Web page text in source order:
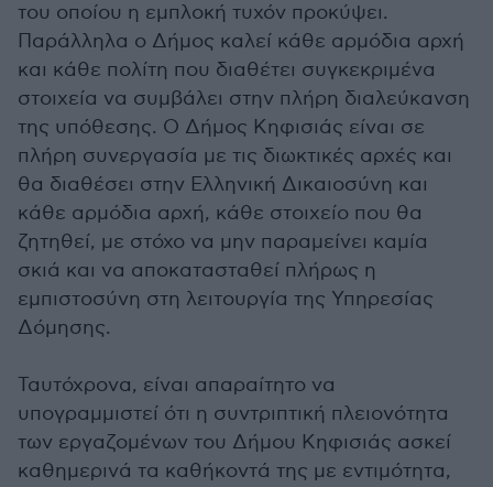
του οποίου η εμπλοκή τυχόν προκύψει.
Παράλληλα ο Δήμος καλεί κάθε αρμόδια αρχή
και κάθε πολίτη που διαθέτει συγκεκριμένα
στοιχεία να συμβάλει στην πλήρη διαλεύκανση
της υπόθεσης. Ο Δήμος Κηφισιάς είναι σε
πλήρη συνεργασία με τις διωκτικές αρχές και
θα διαθέσει στην Ελληνική Δικαιοσύνη και
κάθε αρμόδια αρχή, κάθε στοιχείο που θα
ζητηθεί, με στόχο να μην παραμείνει καμία
σκιά και να αποκατασταθεί πλήρως η
εμπιστοσύνη στη λειτουργία της Υπηρεσίας
Δόμησης.
Ταυτόχρονα, είναι απαραίτητο να
υπογραμμιστεί ότι η συντριπτική πλειονότητα
των εργαζομένων του Δήμου Κηφισιάς ασκεί
καθημερινά τα καθήκοντά της με εντιμότητα,